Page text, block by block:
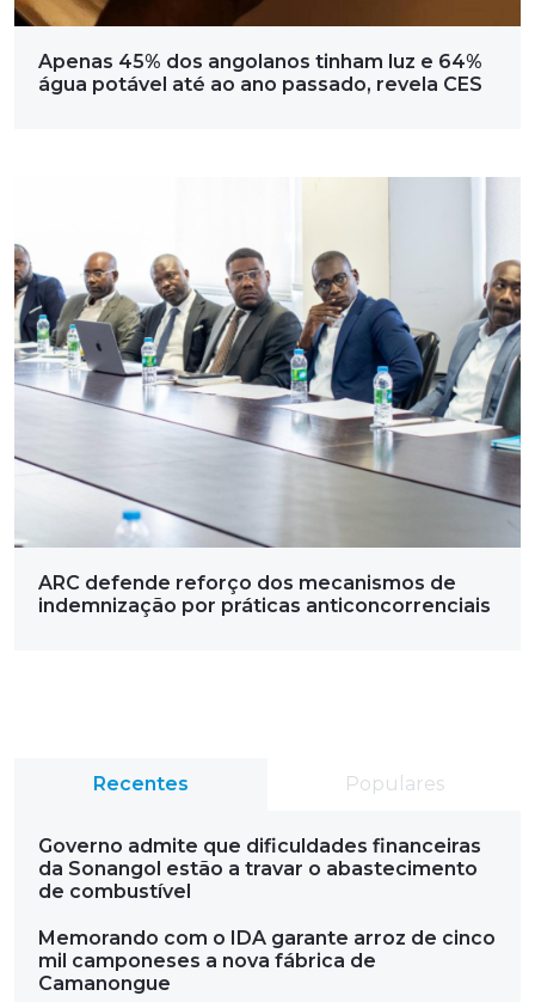
Apenas 45% dos angolanos tinham luz e 64%
água potável até ao ano passado, revela CES
ARC defende reforço dos mecanismos de
indemnização por práticas anticoncorrenciais
Recentes Populares
Governo admite que dificuldades financeiras
da Sonangol estão a travar o abastecimento
de combustível
Memorando com o IDA garante arroz de cinco
mil camponeses a nova fábrica de
Camanongue